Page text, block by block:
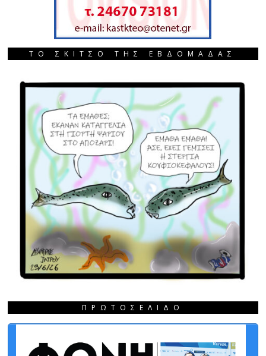
ΤΟ ΣΚΙΤΣΟ ΤΗΣ ΕΒΔΟΜΑΔΑΣ
ΠΡΩΤΟΣΈΛΙΔΟ